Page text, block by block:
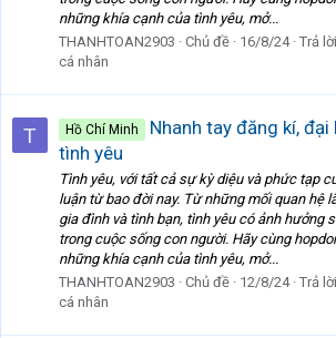
những khía cạnh của tình yêu, mở...
THANHTOAN2903
Chủ đề 16/8/24 Trả
cá nhân
T Hồ Chí Minh
Nhanh tay đăng kí,
tình yêu
Tình yêu, với tất cả sự kỳ diệu và phức tạp
luận từ bao đời nay. Từ những mối quan hệ
gia đình và tình bạn, tình yêu có ảnh hưởng
trong cuộc sống con người. Hãy cùng
những khía cạnh của tình yêu, mở...
THANHTOAN2903
Chủ đề 12/8/24 Trả
cá nhân